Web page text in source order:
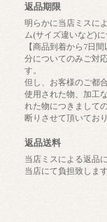
返品期限
明らかに当店ミスに
ム(サイズ違いなど)に
【商品到着から7日
分についてのみご対
す。
但し、お客様のご都
使用された物、加工
れた物につきまして
断りさせて頂いており
返品送料
当店ミスによる返品
当店にて負担致します